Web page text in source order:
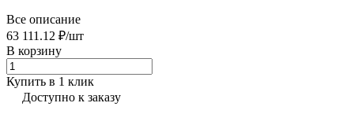
Все описание
63 111.12 ₽/шт
В корзину
Купить в 1 клик
Доступно к заказу